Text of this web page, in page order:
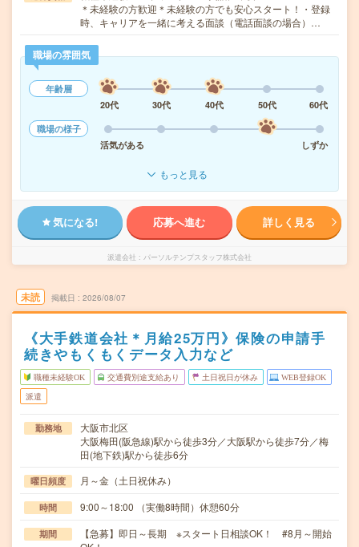
＊未経験の方歓迎＊未経験の方でも安心スタート！・登録
時、キャリアを一緒に考える面談（電話面談の場合）…
職場の雰囲気
年齢層
20代
30代 40代 50代
60代
職場の様子
活気がある
しずか
もっと見る
気になる! 応募へ進む 詳しく見る
派遣会社 パーソルテンプスタッフ株式会社
未読 掲載日 2026/08/07
《大手鉄道会社＊月給25万円》保険の申請手
続きやもくもくデータ入力など
職種未経験OK 交通費別途支給あり 土日祝日が休み WEB登録OK
派遣
勤務地
大阪市北区
大阪梅田(阪急線)駅から徒歩3分／大阪駅から徒歩7分／梅
田(地下鉄)駅から徒歩6分
曜日頻度 月～金（土日祝休み）
時間 9:00～18:00 （実働8時間）休憩60分
期間
【急募】即日～長期 ※スタート日相談OK！ #8月～開始